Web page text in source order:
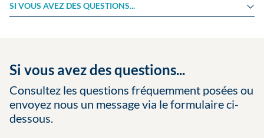
SI VOUS AVEZ DES QUESTIONS...
Si vous avez des questions...
Consultez les questions fréquemment posées ou
envoyez nous un message via le formulaire ci-
dessous.